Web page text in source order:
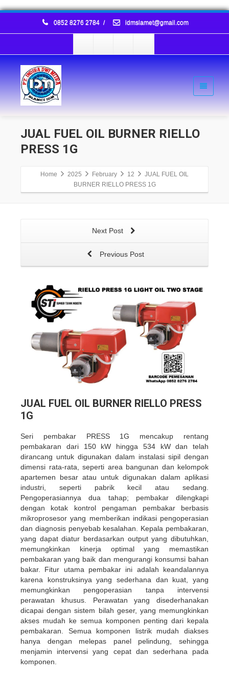
0852 8276 2784 / idmslamet@gmail.com
JUAL FUEL OIL BURNER RIELLO
PRESS 1G
Home 2025 February 12
JUAL FUEL OIL
BURNER RIELLO PRESS 1G
Next Post
Previous Post
JUAL FUEL OIL BURNER RIELLO PRESS
1G
Seri pembakar PRESS 1G mencakup rentang
pembakaran dari 150 kW hingga 534 kW dan telah
dirancang untuk digunakan dalam instalasi sipil dengan
dimensi rata-rata, seperti area bangunan dan kelompok
apartemen besar atau untuk digunakan dalam aplikasi
industri, seperti pabrik kecil atau sedang.
Pengoperasiannya dua tahap; pembakar dilengkapi
dengan kotak kontrol pengaman pembakar berbasis
mikroprosesor yang memberikan indikasi pengoperasian
dan diagnosis penyebab kesalahan. Kepala pembakaran,
yang dapat diatur berdasarkan output yang dibutuhkan,
memungkinkan kinerja optimal yang memastikan
pembakaran yang baik dan mengurangi konsumsi bahan
bakar. Fitur utama pembakar ini adalah keandalannya
karena konstruksinya yang sederhana dan kuat, yang
memungkinkan pengoperasian tanpa intervensi
perawatan khusus. Perawatan yang disederhanakan
dicapai dengan sistem bilah geser, yang memungkinkan
akses mudah ke semua komponen penting dari kepala
pembakaran. Semua komponen listrik mudah diakses
hanya dengan melepas panel pelindung, sehingga
menjamin intervensi yang cepat dan sederhana pada
komponen.